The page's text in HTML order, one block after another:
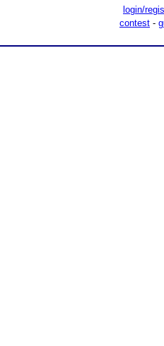
login/
contest -